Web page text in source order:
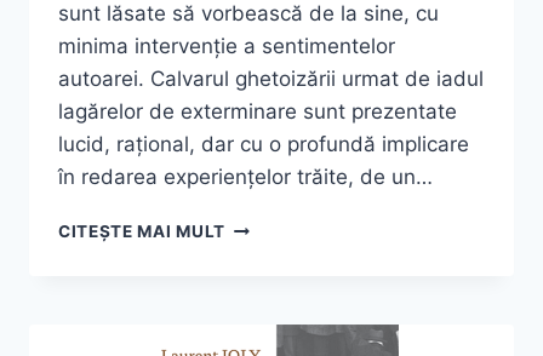
sunt lăsate să vorbească de la sine, cu
minima intervenție a sentimentelor
autoarei. Calvarul ghetoizării urmat de iadul
lagărelor de exterminare sunt prezentate
lucid, rațional, dar cu o profundă implicare
în redarea experiențelor trăite, de un…
CITEȘTE MAI MULTTÉREZA